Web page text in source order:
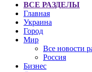
ВСЕ РАЗДЕЛЫ
Главная
Украина
Город
Мир
Все новости
Россия
Бизнес